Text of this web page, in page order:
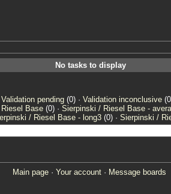
No tasks to display
Validation pending (0) · Validation inconclusive
Base(0) · Sierpinski / Riesel Base -
/ Riesel Base - long3(0) · Sierpinski /
Main page · Your account · Message boards